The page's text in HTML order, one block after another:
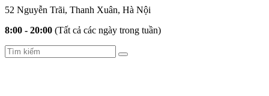
52 Nguyễn Trãi, Thanh Xuân, Hà Nội
8:00 - 20:00 (Tất cả các ngày trong tuần)